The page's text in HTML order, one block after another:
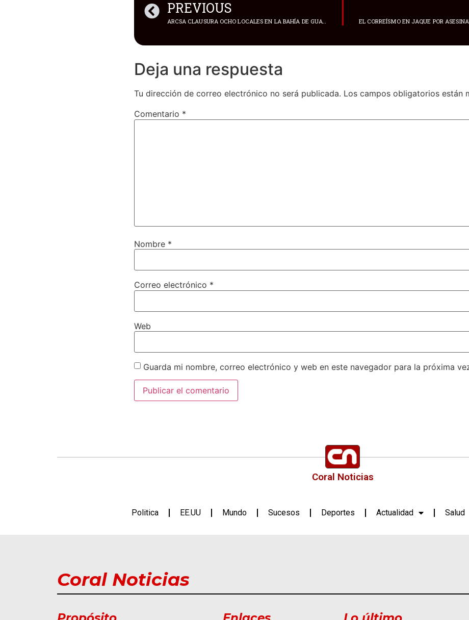
PREVIOUS
ARCSA CLAUSURA OCHO LOCALES EN LA BAHÍA DE GUAYAQUIL, POR VENTA IRREGULAR DE MEDICAMENTOS
Deja una respuesta
Tu dirección de correo electrónico no será publicada. Los campos obligatorios están
Comentario *
Nombre *
Correo electrónico *
Web
Guarda mi nombre, correo electrónico y web en este navegador para la próxima
Coral Noticias
Politica EE.UU Mundo Sucesos Deportes Actualidad Salud
Coral Noticias